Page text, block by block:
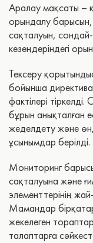
Аралау мақсаты –
орындалу барысын,
сақталуын, сондай-
кезеңдеріндегі
Тексеру
бойынша
фактілері
бұрын анықталған
жеделдету және
ұсынымдар берілді.
Мониторинг
сақталуына және
элементтерінің
Мамандар
жекелеген
талаптарға